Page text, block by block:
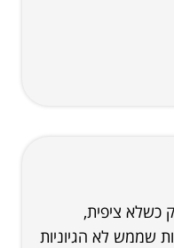
כשלא ציפית,
שממש לא הגיוניות